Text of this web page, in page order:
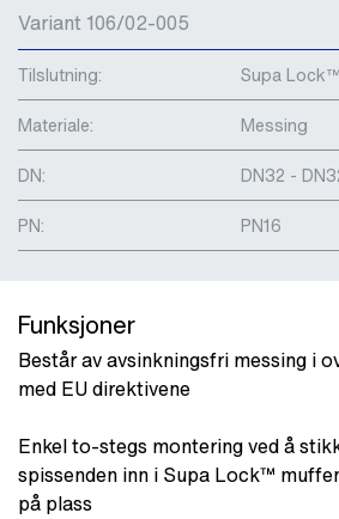
Variant 106/02-005
Tilslutning:
Supa Lock™
Materiale:
Messing
DN:
DN32 -
PN:
PN16
Funksjoner
Består av avsinkningsfri messing i
med EU direktivene
Enkel to-stegs montering ved å
spissenden inn i Supa Lock™
på plass